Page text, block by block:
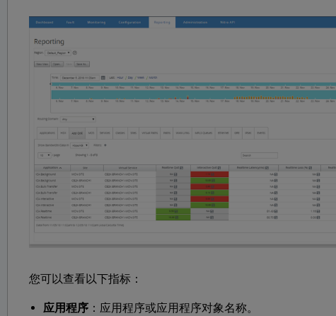
您可以查看以下指标：
应用程序 ：应用程序或应用程序对象名称。